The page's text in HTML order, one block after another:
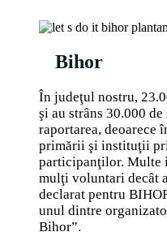
Bihor
În judeţul nostru,
şi au strâns 30.000
raportarea, deoarece
primării şi instituţii
participanţilor. Multe
mulţi voluntari decât
declarat pentru
unul dintre
Bihor”.